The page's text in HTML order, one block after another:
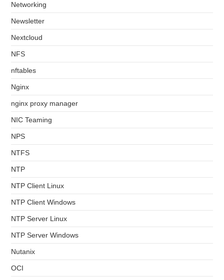
Networking
Newsletter
Nextcloud
NFS
nftables
Nginx
nginx proxy manager
NIC Teaming
NPS
NTFS
NTP
NTP Client Linux
NTP Client Windows
NTP Server Linux
NTP Server Windows
Nutanix
OCI